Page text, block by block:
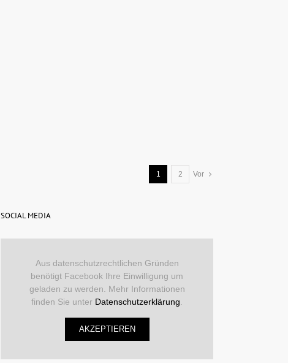
1 2 Vor
SOCIAL MEDIA
Aus datenschutzrechtlichen Gründen
benötigt Facebook Ihre Einwilligung um
geladen zu werden. Mehr Informationen
finden Sie unter Datenschutzerklärung
AKZEPTIEREN